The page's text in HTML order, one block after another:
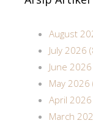
August
July 2026
June
May 2026
April
March